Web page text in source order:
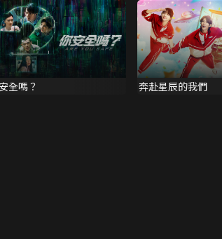
全嗎？ 奔赴星辰的我們